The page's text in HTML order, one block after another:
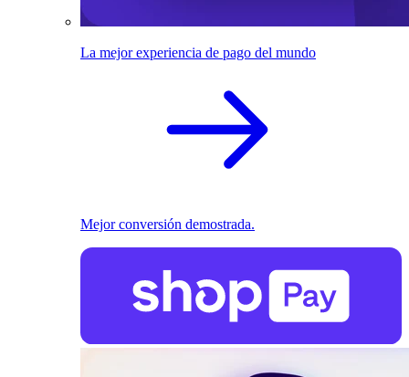
La mejor experiencia de pago del mundo
Mejor conversión demostrada.